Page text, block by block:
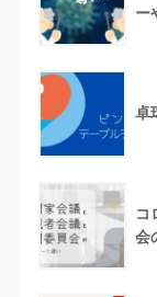
ー
卓
コ
会